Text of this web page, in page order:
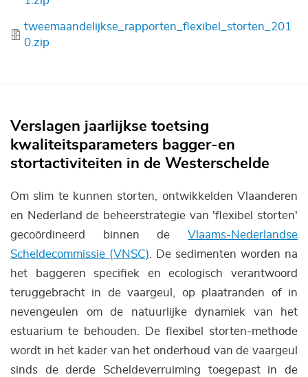
Bestand
tweemaandelijkse_rapporten_flexibel_storten_201
0.zip
Verslagen jaarlijkse toetsing
kwaliteitsparameters bagger-en
stortactiviteiten in de Westerschelde
Om slim te kunnen storten, ontwikkelden Vlaanderen
en Nederland de beheerstrategie van 'flexibel storten'
gecoördineerd binnen de Vlaams-Nederlandse
Scheldecommissie (VNSC) . De sedimenten worden na
het baggeren specifiek en ecologisch verantwoord
teruggebracht in de vaargeul, op plaatranden of in
nevengeulen om de natuurlijke dynamiek van het
estuarium te behouden. De flexibel storten-methode
wordt in het kader van het onderhoud van de vaargeul
sinds de derde Scheldeverruiming toegepast in de